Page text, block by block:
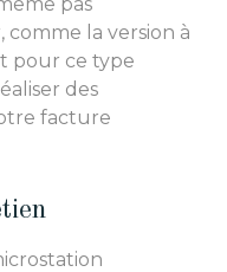
pas
la version à
pour ce type
des
facture